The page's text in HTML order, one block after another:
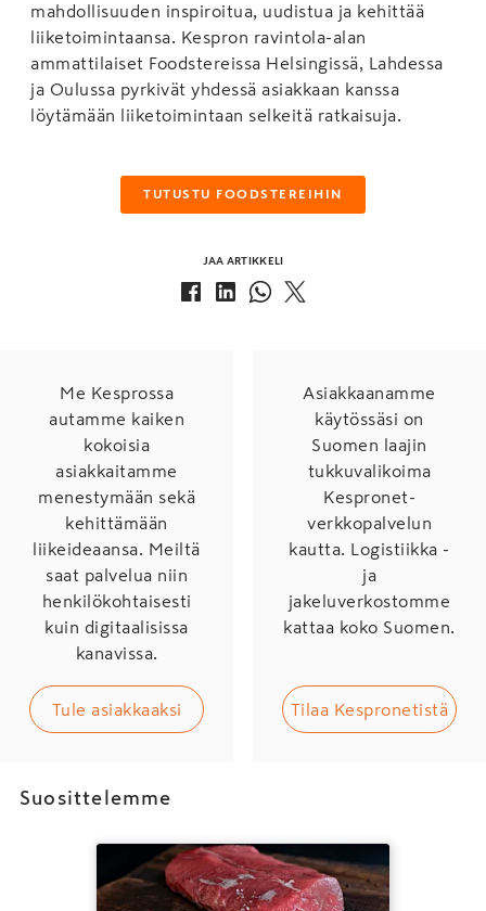
mahdollisuuden inspiroitua, uudistua ja kehittää
liiketoimintaansa. Kespron ravintola-alan
ammattilaiset Foodstereissa Helsingissä, Lahdessa
ja Oulussa pyrkivät yhdessä asiakkaan kanssa
löytämään liiketoimintaan selkeitä ratkaisuja.
TUTUSTU FOODSTEREIHIN
JAA ARTIKKELI
Me Kesprossa
autamme kaiken
kokoisia
asiakkaitamme
menestymään sekä
kehittämään
liikeideaansa. Meiltä
saat palvelua niin
henkilökohtaisesti
kuin digitaalisissa
kanavissa.
Tule asiakkaaksi
Asiakkaanamme
käytössäsi on
Suomen laajin
tukkuvalikoima
Kespronet-
verkkopalvelun
kautta. Logistiikka -
ja
jakeluverkostomme
kattaa koko Suomen.
Tilaa Kespronetistä
Suosittelemme